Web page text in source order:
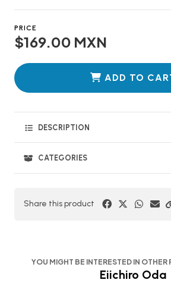
PRICE
$169.00 MXN
ADD TO
DESCRIPTION
CATEGORIES
Share this product
YOU MIGHT BE INTERESTED IN
Eiichiro Oda